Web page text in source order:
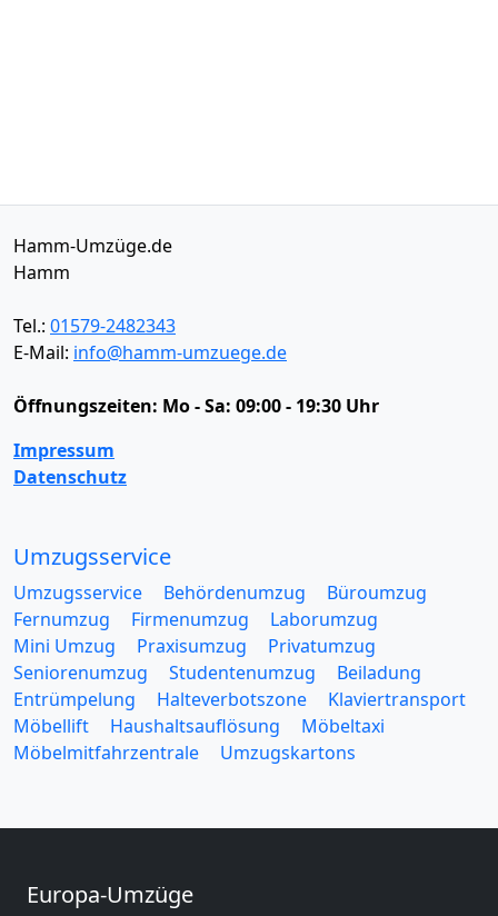
Hamm-Umzüge.de
Hamm
Tel.: 01579-2482343
E-Mail: info@hamm-umzuege.de
Öffnungszeiten: Mo - Sa: 09:00 - 19:30 Uhr
Impressum
Datenschutz
Umzugsservice
Umzugsservice Behördenumzug
Büroumzug
Fernumzug
Firmenumzug
Laborumzug
Mini Umzug
Praxisumzug
Privatumzug
Seniorenumzug
Studentenumzug
Beiladung
Entrümpelung
Halteverbotszone
Klaviertransport
Möbellift
Haushaltsauflösung
Möbeltaxi
Möbelmitfahrzentrale
Umzugskartons
Europa-Umzüge